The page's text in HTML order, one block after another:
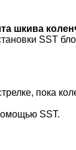
шкива
SST
пока
SST.